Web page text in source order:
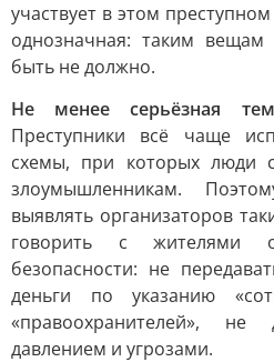
участвует в этом
однозначная: таким
быть не должно.
Не менее серьёзная
Преступники всё чаще
схемы, при которых люди
злоумышленникам.
выявлять организаторов
говорить с жителями
безопасности: не
деньги по указанию
«правоохранителей»,
давлением и угрозами.